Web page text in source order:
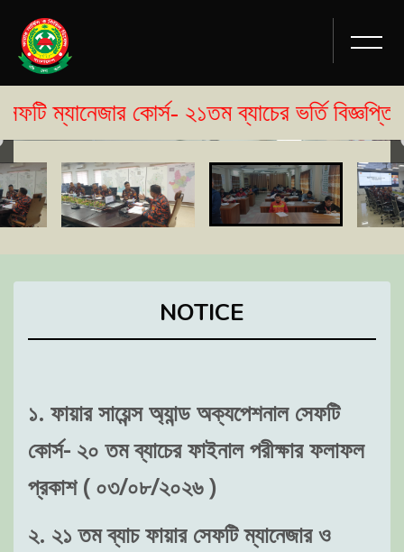
কোর্স- ২১তম ব্যাচের ভর্তি বিজ্ঞপ্তি
NOTICE
১. ফায়ার সায়েন্স অ্যান্ড অক্যপেশনাল সেফটি
কোর্স- ২০ তম ব্যাচের ফাইনাল পরীক্ষার ফলাফল
প্রকাশ ( ০৩/০৮/২০২৬ )
২. ২১ তম ব্যাচ ফায়ার সেফটি ম্যানেজার ও